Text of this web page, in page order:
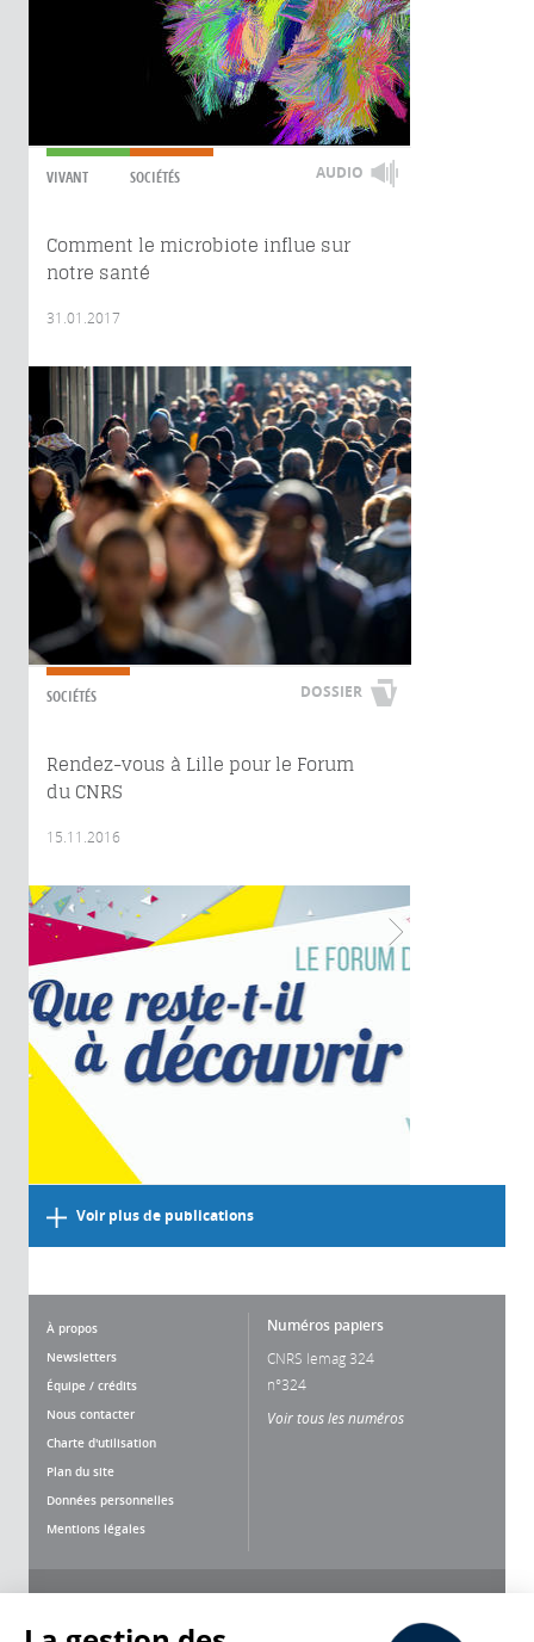
VIVANT SOCIÉTÉS AUDIO
Comment le microbiote influe sur
notre santé
31.01.2017
SOCIÉTÉS DOSSIER
Rendez-vous à Lille pour le Forum
du CNRS
15.11.2016
Voir plus de publications
À propos
Newsletters
Équipe / crédits
Nous contacter
Charte d'utilisation
Plan du site
Données personnelles
Mentions légales
Numéros papiers
CNRS lemag 324
n°324
Voir tous les numéros